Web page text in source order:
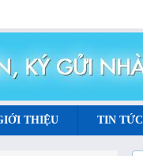
THIỆU TIN TỨC